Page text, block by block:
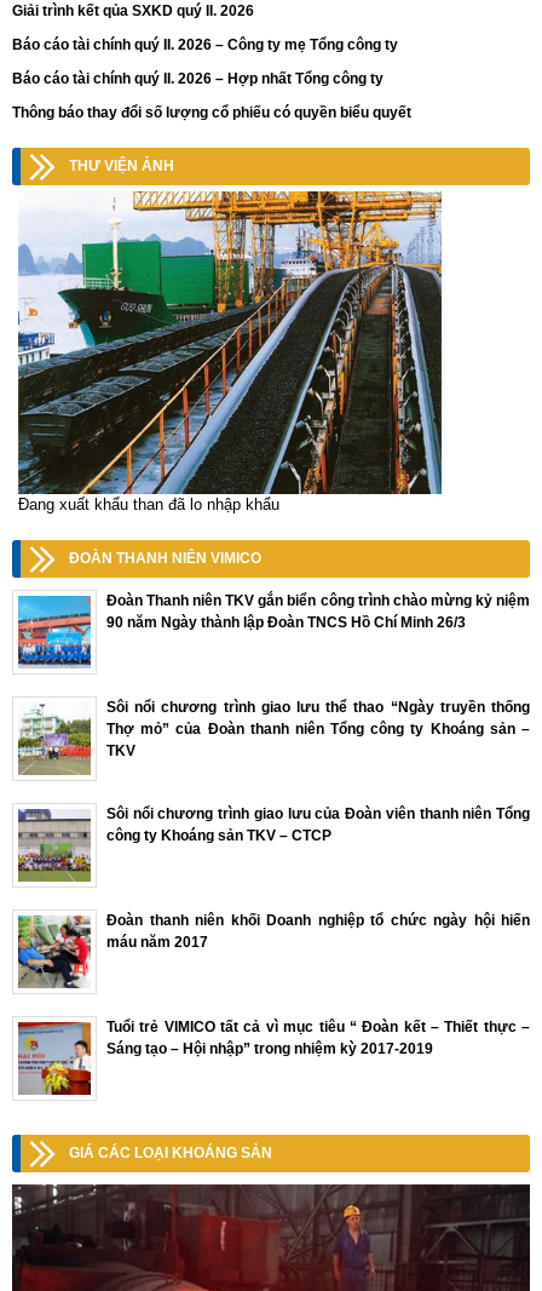
Giải trình kết qủa SXKD quý II. 2026
Báo cáo tài chính quý II. 2026 – Công ty mẹ Tổng công ty
Báo cáo tài chính quý II. 2026 – Hợp nhất Tổng công ty
Thông báo thay đổi số lượng cổ phiếu có quyền biểu quyết
THƯ VIỆN ẢNH
Đang xuất khẩu than đã lo nhập khẩu
ĐOÀN THANH NIÊN VIMICO
Đoàn Thanh niên TKV gắn biển công trình chào mừng kỷ niệm
90 năm Ngày thành lập Đoàn TNCS Hồ Chí Minh 26/3
Sôi nổi chương trình giao lưu thể thao “Ngày truyền thống
Thợ mỏ” của Đoàn thanh niên Tổng công ty Khoáng sản –
TKV
Sôi nổi chương trình giao lưu của Đoàn viên thanh niên Tổng
công ty Khoáng sản TKV – CTCP
Đoàn thanh niên khối Doanh nghiệp tổ chức ngày hội hiến
máu năm 2017
Tuổi trẻ VIMICO tất cả vì mục tiêu “ Đoàn kết – Thiết thực –
Sáng tạo – Hội nhập” trong nhiệm kỳ 2017-2019
GIÁ CÁC LOẠI KHOÁNG SẢN